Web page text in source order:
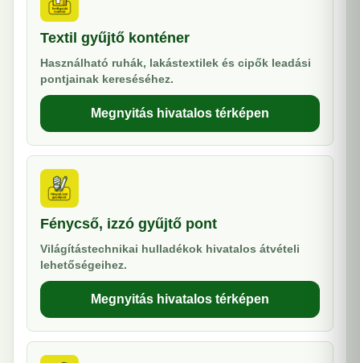
Textil gyűjtő konténer
Használható ruhák, lakástextilek és cipők leadási
pontjainak kereséséhez.
Megnyitás hivatalos térképen
Fénycső, izzó gyűjtő pont
Világítástechnikai hulladékok hivatalos átvételi
lehetőségeihez.
Megnyitás hivatalos térképen